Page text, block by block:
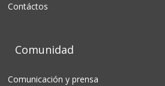
Contáctos
Comunidad
Comunicación y prensa